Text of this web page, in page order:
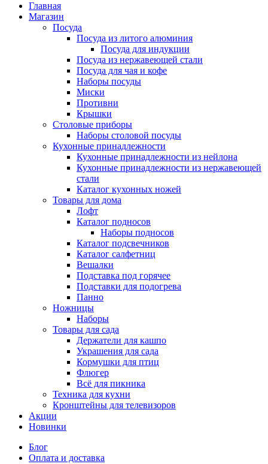
Главная
Магазин
Посуда
Посуда из литого алюминия
Посуда для индукции
Посуда из нержавеющей стали
Посуда для чая и кофе
Наборы посуды
Миски
Противни
Крышки
Столовые приборы
Наборы столовой посуды
Кухонные принадлежности
Кухонные принадлежности из нейлона
Кухонные принадлежности из нержавеющей
стали
Каталог кухонных ножей
Товары для дома
Лофт
Каталог подносов
Наборы подносов
Каталог подсвечников
Каталог салфетниц
Вешалки
Подставка под горячее
Подставки для подогрева
Панно
Ножницы
Наборы
Товары для сада
Держатели для кашпо
Украшения для сада
Кормушки для птиц
Флюгер
Всё для пикника
Техника для кухни
Кронштейны для телевизоров
Акции
Новинки
Блог
Оплата и доставка